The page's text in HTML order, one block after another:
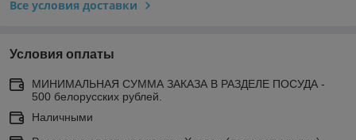
Все условия доставки
Условия оплаты
МИНИМАЛЬНАЯ СУММА ЗАКАЗА В РАЗДЕЛЕ ПОСУДА -
500 белорусских рублей.
Наличными